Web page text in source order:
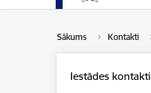
Sākums Kontakti
Iestādes kontakti